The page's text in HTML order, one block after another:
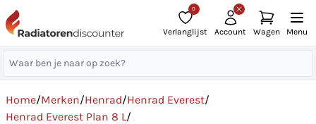
0
Verlanglijst Account Wagen Menu
Home/Merken/Henrad/Henrad Everest/
Henrad Everest Plan 8 L/